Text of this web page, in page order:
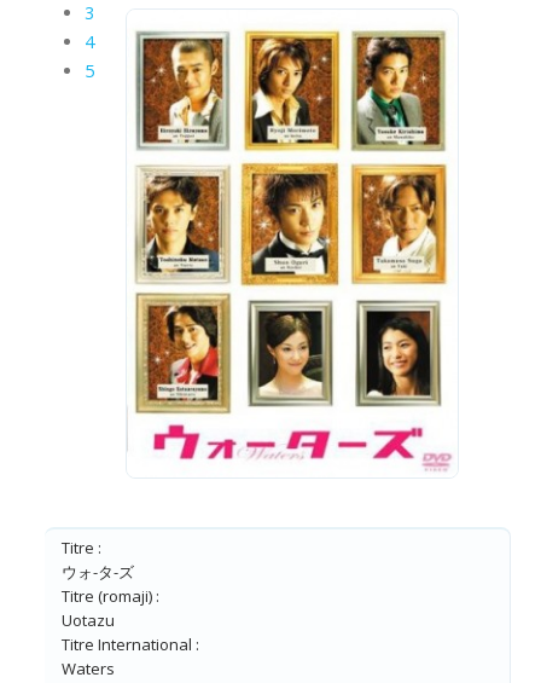
3
4
5
Titre :
ウォ-タ-ズ
Titre (romaji) :
Uotazu
Titre International :
Waters